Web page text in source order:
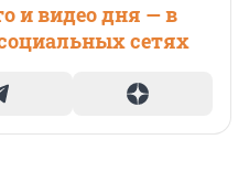
и видео дня — в
сетях